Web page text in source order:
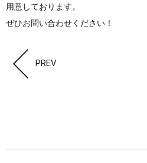
用意しております。
ぜひお問い合わせください！
PREV